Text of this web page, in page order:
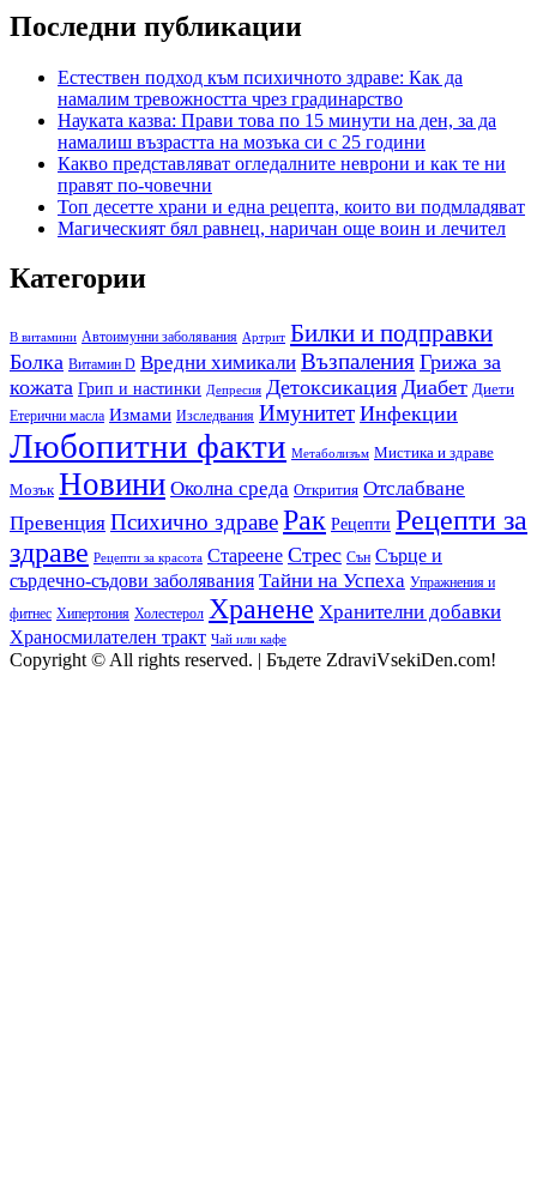
Последни публикации
Естествен подход към психичното здраве: Как да
намалим тревожността чрез градинарство
Науката казва: Прави това по 15 минути на ден, за да
намалиш възрастта на мозъка си с 25 години
Какво представляват огледалните неврони и как те ни
правят по-човечни
Топ десетте храни и една рецепта, които ви подмладяват
Магическият бял равнец, наричан още воин и лечител
Категории
B витамини Автоимунни заболявания Артрит Билки и подправки
Болка Витамин D Вредни химикали Възпаления Грижа за
кожата Грип и настинки Депресия Детоксикация Диабет Диети
Етерични масла Измами Изследвания Имунитет Инфекции
Любопитни факти Метаболизъм Мистика и здраве
Мозък Новини Околна среда Открития Отслабване
Превенция Психично здравеРак Рецепти Рецепти за
здраве Рецепти за красота Стареене Стрес Сън Сърце и
сърдечно-съдови заболявания Тайни на Успеха Упражнения и
фитнес Хипертония Холестерол Хранене Хранителни добавки
Храносмилателен тракт Чай или кафе
Copyright © All rights reserved. | Бъдете ZdraviVsekiDen.com!